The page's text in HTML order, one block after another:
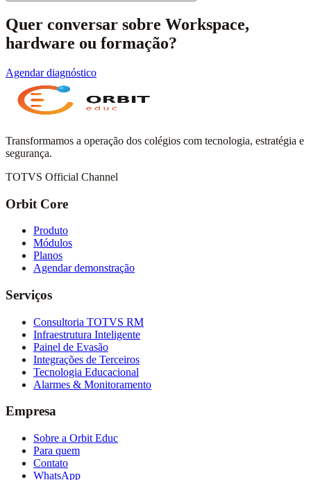
Quer conversar sobre Workspace,
hardware ou formação?
Agendar diagnóstico
Transformamos a operação dos colégios com tecnologia, estratégia e
segurança.
TOTVS Official Channel
Orbit Core
Produto
Módulos
Planos
Agendar demonstração
Serviços
Consultoria TOTVS RM
Infraestrutura Inteligente
Painel de Evasão
Integrações de Terceiros
Tecnologia Educacional
Alarmes & Monitoramento
Empresa
Sobre a Orbit Educ
Para quem
Contato
WhatsApp